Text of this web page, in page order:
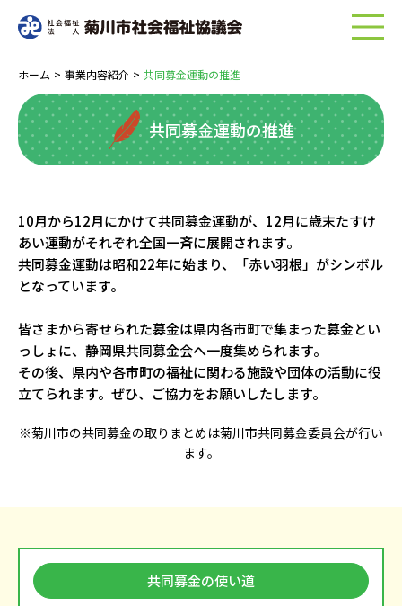
ホーム > 事業内容紹介 > 共同募金運動の推進
共同募金運動の推進
10月から12月にかけて共同募金運動が、12月に歳末たすけ
あい運動がそれぞれ全国一斉に展開されます。
共同募金運動は昭和22年に始まり、「赤い羽根」がシンボル
となっています。
皆さまから寄せられた募金は県内各市町で集まった募金とい
っしょに、静岡県共同募金会へ一度集められます。
その後、県内や各市町の福祉に関わる施設や団体の活動に役
立てられます。ぜひ、ご協力をお願いしたします。
※菊川市の共同募金の取りまとめは菊川市共同募金委員会が行い
ます。
共同募金の使い道